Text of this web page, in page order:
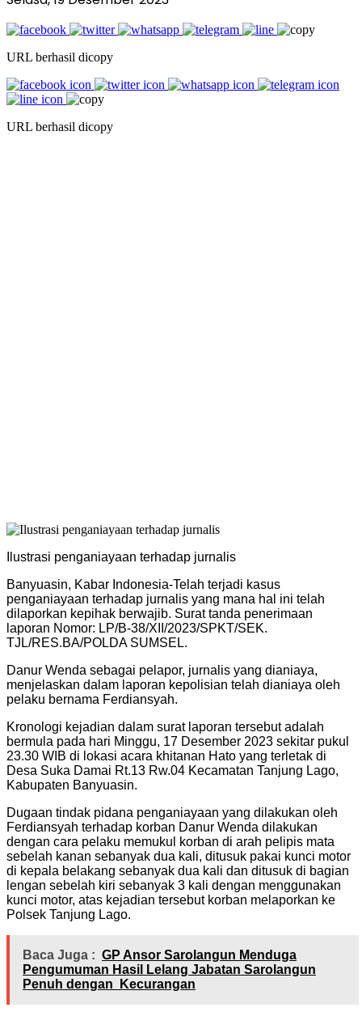
URL berhasil dicopy
URL berhasil dicopy
Ilustrasi penganiayaan terhadap jurnalis
Banyuasin, Kabar Indonesia-Telah terjadi kasus
penganiayaan terhadap jurnalis yang mana hal ini telah
dilaporkan kepihak berwajib. Surat tanda penerimaan
laporan Nomor: LP/B-38/XII/2023/SPKT/SEK.
TJL/RES.BA/POLDA SUMSEL.
Danur Wenda sebagai pelapor, jurnalis yang dianiaya,
menjelaskan dalam laporan kepolisian telah dianiaya oleh
pelaku bernama Ferdiansyah.
Kronologi kejadian dalam surat laporan tersebut adalah
bermula pada hari Minggu, 17 Desember 2023 sekitar pukul
23.30 WIB di lokasi acara khitanan Hato yang terletak di
Desa Suka Damai Rt.13 Rw.04 Kecamatan Tanjung Lago,
Kabupaten Banyuasin.
Dugaan tindak pidana penganiayaan yang dilakukan oleh
Ferdiansyah terhadap korban Danur Wenda dilakukan
dengan cara pelaku memukul korban di arah pelipis mata
sebelah kanan sebanyak dua kali, ditusuk pakai kunci motor
di kepala belakang sebanyak dua kali dan ditusuk di bagian
lengan sebelah kiri sebanyak 3 kali dengan menggunakan
kunci motor, atas kejadian tersebut korban melaporkan ke
Polsek Tanjung Lago.
Baca Juga : GP Ansor Sarolangun Menduga
Pengumuman Hasil Lelang Jabatan Sarolangun
Penuh dengan Kecurangan